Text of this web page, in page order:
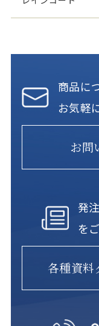
商品に
お気軽
お問
発
を
各種資料